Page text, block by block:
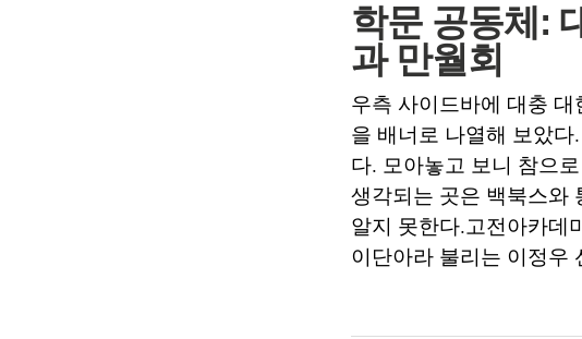
학문 공동체:
과 만월회
우측 사이드바에 대충
을 배너로 나열해 보았
다. 모아놓고 보니 참으
생각되는 곳은 백북스와
알지 못한다.고전아카데
이단아라 불리는 이정